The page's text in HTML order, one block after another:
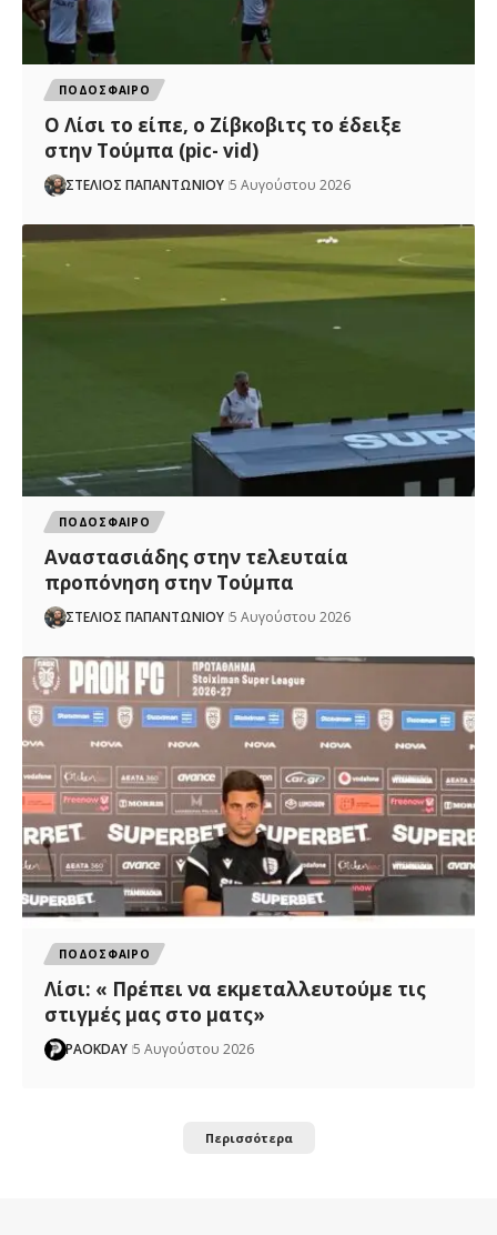
ΠΟΔΟΣΦΑΙΡΟ
Ο Λίσι το είπε, ο Ζίβκοβιτς το έδειξε
στην Τούμπα (pic- vid)
ΣΤΕΛΙΟΣ ΠΑΠΑΝΤΩΝΙΟΥ 5 Αυγούστου 2026
ΠΟΔΟΣΦΑΙΡΟ
Αναστασιάδης στην τελευταία
προπόνηση στην Τούμπα
ΣΤΕΛΙΟΣ ΠΑΠΑΝΤΩΝΙΟΥ 5 Αυγούστου 2026
ΠΟΔΟΣΦΑΙΡΟ
Λίσι: « Πρέπει να εκμεταλλευτούμε τις
στιγμές μας στο ματς»
PAOKDAY 5 Αυγούστου 2026
Περισσότερα